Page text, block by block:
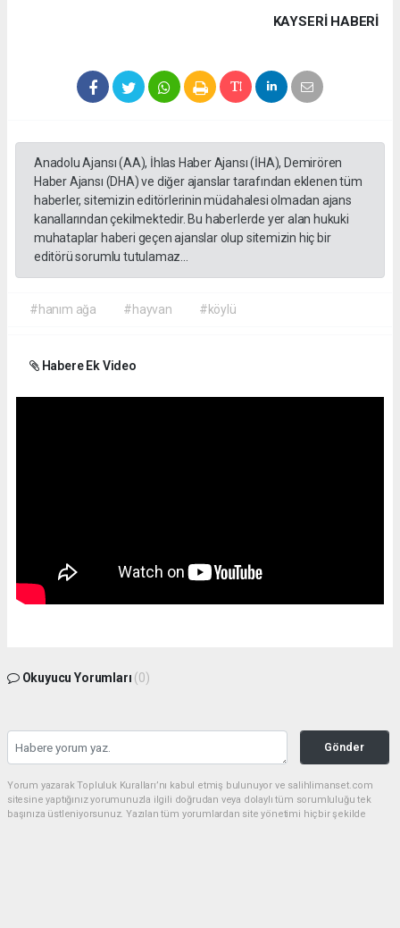
KAYSERI HABERİ
Anadolu Ajansı (AA), İhlas Haber Ajansı (İHA), Demirören
Haber Ajansı (DHA) ve diğer ajanslar tarafından eklenen tüm
haberler, sitemizin editörlerinin müdahalesi olmadan ajans
kanallarından çekilmektedir. Bu haberlerde yer alan hukuki
muhataplar haberi geçen ajanslar olup sitemizin hiç bir
editörü sorumlu tutulamaz...
#hanım ağa #hayvan #köylü
Habere Ek Video
Okuyucu Yorumları (0)
Gönder
Yorum yazarak Topluluk Kuralları’nı kabul etmiş bulunuyor ve salihlimanset.com
sitesine yaptığınız yorumunuzla ilgili doğrudan veya dolaylı tüm sorumluluğu tek
başınıza üstleniyorsunuz. Yazılan tüm yorumlardan site yönetimi hiçbir şekilde